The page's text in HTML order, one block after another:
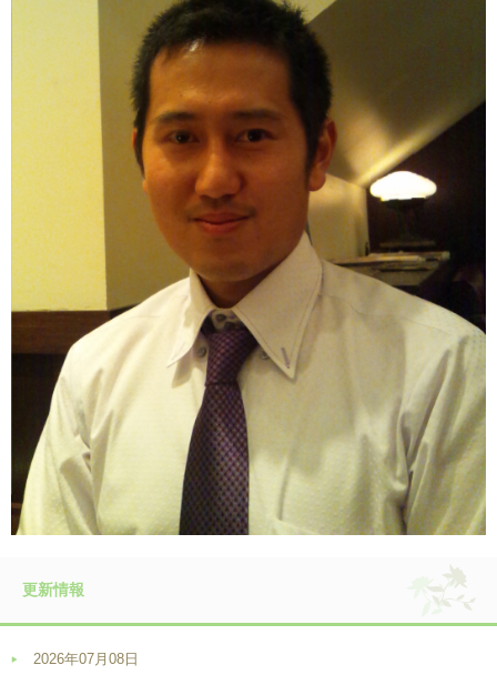
更新情報
2026年07月08日